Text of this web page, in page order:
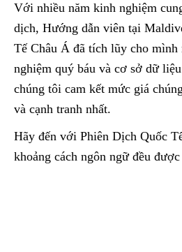
Với nhiều năm kinh nghiệm
dịch, Hướng dẫn viên tại
Tế Châu Á đã tích lũy cho
nghiệm quý báu và cơ sở dữ
chúng tôi cam kết mức giá
và cạnh tranh nhất.
Hãy đến với Phiên Dịch Quốc
khoảng cách ngôn ngữ đều được